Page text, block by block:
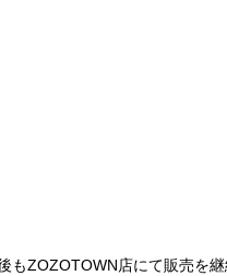
ZOZOTOWN店にて販売を継